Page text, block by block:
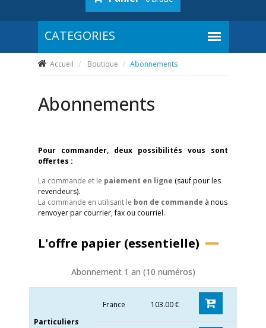
Accueil Boutique Abonnements
Abonnements
Pour commander, deux possibilités vous sont
offertes :
La commande et le paiement en ligne (sauf pour les
revendeurs).
La commande en utilisant le bon de commande à nous
renvoyer par courrier, fax ou courriel.
L'offre papier (essentielle)
Abonnement 1 an (10 numéros)
Particuliers
France 103.00 €